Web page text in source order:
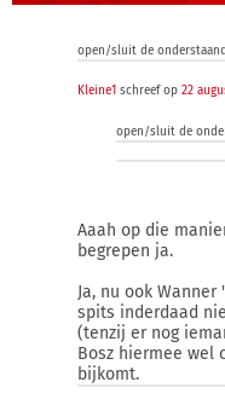
open/sluit de
Kleine1 schreef op 22
open/sluit de
Aaah op die
begrepen ja.
Ja, nu ook
spits inderdaad
(tenzij er nog
Bosz hiermee wel
bijkomt.